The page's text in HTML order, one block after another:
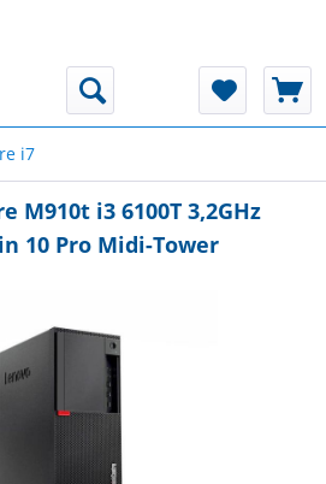
i7
M910t i3 6100T 3,2GHz
10 Pro Midi-Tower